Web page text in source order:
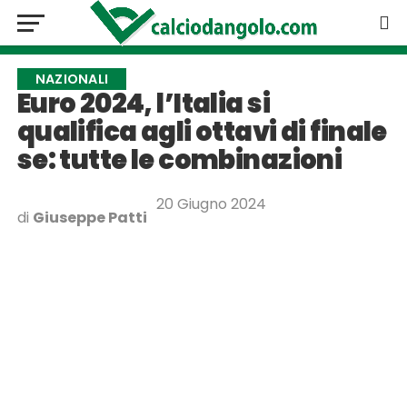
NAZIONALI
Euro 2024, l’Italia si
qualifica agli ottavi di finale
se: tutte le combinazioni
di Giuseppe Patti
20 Giugno 2024